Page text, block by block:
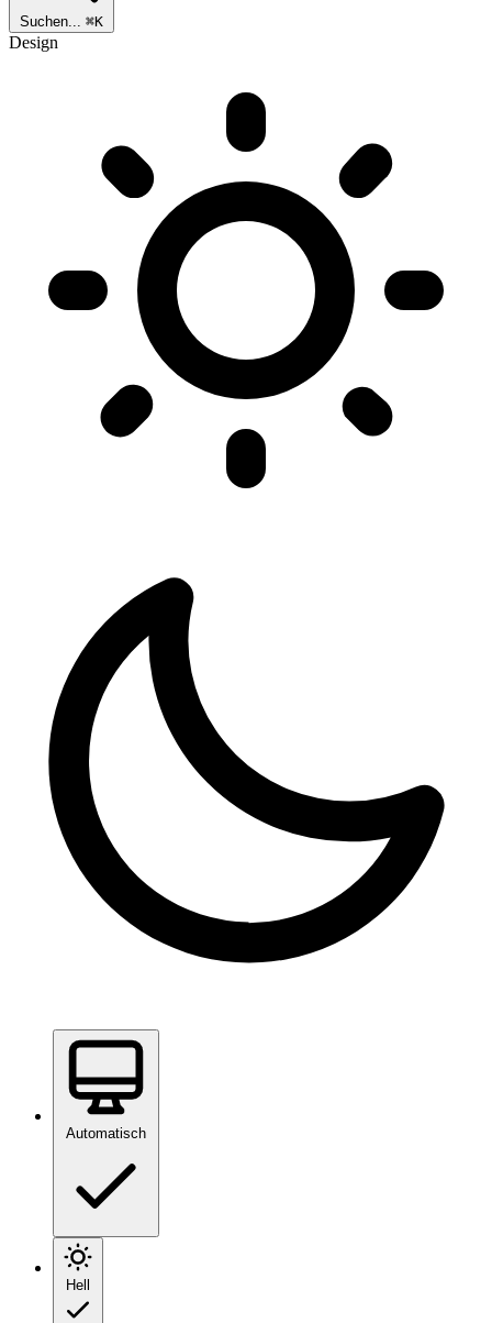
Suchen... ⌘K
Design
Automatisch
Hell